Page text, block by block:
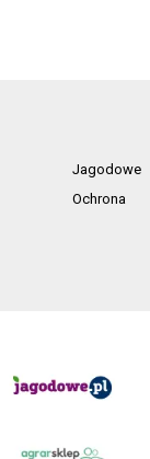
Jagodowe
Ochrona